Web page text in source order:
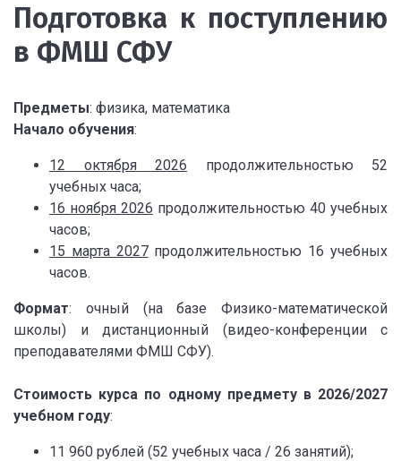
Подготовка к поступлению
в ФМШ СФУ
Предметы: физика, математика
Начало обучения:
12 октября 2026 продолжительностью 52
учебных часа;
16 ноября 2026 продолжительностью 40 учебных
часов;
15 марта 2027продолжительностью 16 учебных
часов.
Формат: очный (на базе Физико-математической
школы) и дистанционный (видео-конференции с
преподавателями ФМШ СФУ).
Стоимость курса по одному предмету в 2026/2027
учебном году:
11 960 рублей (52 учебных часа / 26 занятий);